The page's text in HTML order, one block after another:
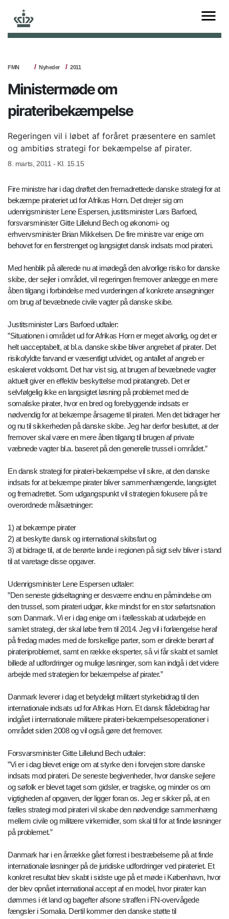
FMN Nyheder 2011
Ministermøde om
pirateribekæmpelse
Regeringen vil i løbet af foråret præsentere en samlet
og ambitiøs strategi for bekæmpelse af pirater.
8. marts, 2011 - Kl. 15.15
Fire ministre har i dag drøftet den fremadrettede danske strategi for at
bekæmpe pirateriet ud for Afrikas Horn. Det drejer sig om
udenrigsminister Lene Espersen, justitsminister Lars Barfoed,
forsvarsminister Gitte Lillelund Bech og økonomi- og
erhvervsminister Brian Mikkelsen. De fire ministre var enige om
behovet for en flerstrenget og langsigtet dansk indsats mod pirateri.
Med henblik på allerede nu at imødegå den alvorlige risiko for danske
skibe, der sejler i området, vil regeringen fremover anlægge en mere
åben tilgang i forbindelse med vurderingen af konkrete ansøgninger
om brug af bevæbnede civile vagter på danske skibe.
Justitsminister Lars Barfoed udtaler:
”Situationen i området ud for Afrikas Horn er meget alvorlig, og det er
helt uacceptabelt, at bl.a. danske skibe bliver angrebet af pirater. Det
risikofyldte farvand er væsentligt udvidet, og antallet af angreb er
eskaleret voldsomt. Det har vist sig, at brugen af bevæbnede vagter
aktuelt giver en effektiv beskyttelse mod piratangreb. Det er
selvfølgelig ikke en langsigtet løsning på problemet med de
somaliske pirater, hvor en bred og forebyggende indsats er
nødvendig for at bekæmpe årsagerne til pirateri. Men det bidrager her
og nu til sikkerheden på danske skibe. Jeg har derfor besluttet, at der
fremover skal være en mere åben tilgang til brugen af private
væbnede vagter bl.a. baseret på den generelle trussel i området.”
En dansk strategi for pirateri-bekæmpelse vil sikre, at den danske
indsats for at bekæmpe pirater bliver sammenhængende, langsigtet
og fremadrettet. Som udgangspunkt vil strategien fokusere på tre
overordnede målsætninger:
1) at bekæmpe pirater
2) at beskytte dansk og international skibsfart og
3) at bidrage til, at de berørte lande i regionen på sigt selv bliver i stand
til at varetage disse opgaver.
Udenrigsminister Lene Espersen udtaler:
”Den seneste gidseltagning er desværre endnu en påmindelse om
den trussel, som pirateri udgør, ikke mindst for en stor søfartsnation
som Danmark. Vi er i dag enige om i fællesskab at udarbejde en
samlet strategi, der skal løbe frem til 2014. Jeg vil i forlængelse heraf
på fredag mødes med de forskellige parter, som er direkte berørt af
pirateriproblemet, samt en række eksperter, så vi får skabt et samlet
billede af udfordringer og mulige løsninger, som kan indgå i det videre
arbejde med strategien for bekæmpelse af pirater.”
Danmark leverer i dag et betydeligt militært styrkebidrag til den
internationale indsats ud for Afrikas Horn. Et dansk flådebidrag har
indgået i internationale militære pirateri-bekæmpelsesoperationer i
området siden 2008 og vil også gøre det fremover.
Forsvarsminister Gitte Lillelund Bech udtaler:
”Vi er i dag blevet enige om at styrke den i forvejen store danske
indsats mod pirateri. De seneste begivenheder, hvor danske sejlere
og søfolk er blevet taget som gidsler, er tragiske, og minder os om
vigtigheden af opgaven, der ligger foran os. Jeg er sikker på, at en
fælles strategi mod pirateri vil skabe den nødvendige sammenhæng
mellem civile og militære virkemidler, som skal til for at finde løsninger
på problemet.”
Danmark har i en årrække gået forrest i bestræbelserne på at finde
internationale løsninger på de juridiske udfordringer ved pirateriet. Et
konkret resultat blev skabt i sidste uge på et møde i København, hvor
der blev opnået international accept af en model, hvor pirater kan
dømmes i ét land og bagefter afsone straffen i FN-overvågede
fængsler i Somalia. Dertil kommer den danske støtte til